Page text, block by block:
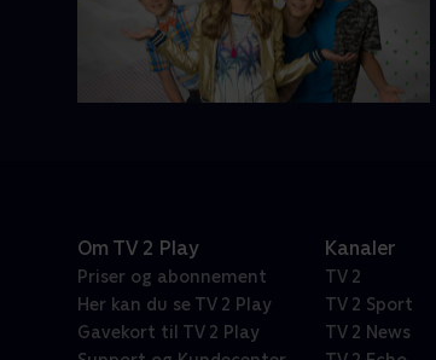
Om TV 2 Play
Priser og abonnement
Her kan du se TV 2 Play
Gavekort til TV 2 Play
Kanaler
TV 2
TV 2 Sport
TV 2 News